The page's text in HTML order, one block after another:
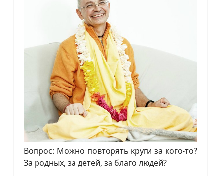
Вопрос: Можно повторять круги за кого-то?
За родных, за детей, за благо людей?